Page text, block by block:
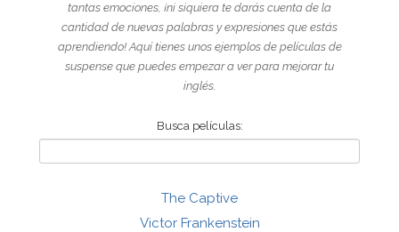
tantas emociones, ¡ni siquiera te darás cuenta de la
cantidad de nuevas palabras y expresiones que estás
aprendiendo! Aquí tienes unos ejemplos de películas de
suspense que puedes empezar a ver para mejorar tu
inglés.
Busca películas:
The Captive
Victor Frankenstein